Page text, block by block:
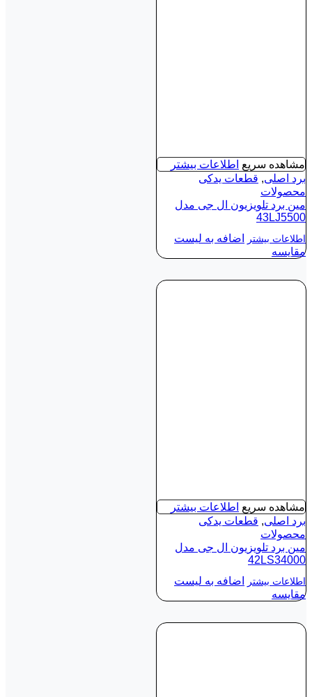
مشاهده سریع اطلاعات بیشتر
برد اصلی, قطعات یدکی
محصولات
مین برد تلویزیون ال جی مدل
43LJ5500
اطلاعات بیشتر
اضافه به لیست
مقایسه
مشاهده سریع اطلاعات بیشتر
برد اصلی, قطعات یدکی
محصولات
مین برد تلویزیون ال جی مدل
42LS34000
اطلاعات بیشتر
اضافه به لیست
مقایسه